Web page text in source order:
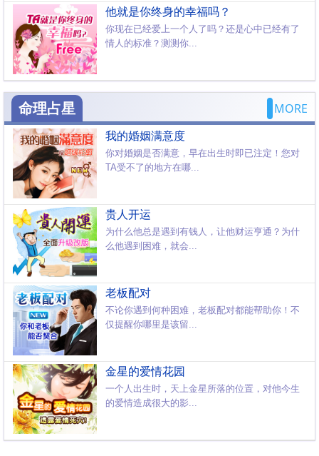
他就是你终身的幸福吗？
你现在已经爱上一个人了吗？还是心中已经有了
情人的标准？测测你...
命理占星 MORE
我的婚姻满意度
你对婚姻是否满意，早在出生时即已注定！您对
TA受不了的地方在哪...
贵人开运
为什么他总是遇到有钱人，让他财运亨通？为什
么他遇到困难，就会...
老板配对
不论你遇到何种困难，老板配对都能帮助你！不
仅提醒你哪里是该留...
金星的爱情花园
一个人出生时，天上金星所落的位置，对他今生
的爱情造成很大的影...